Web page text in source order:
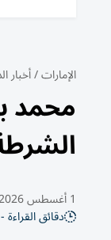
الإمارات/أخبار
محمد
1 أغسطس 2026 00:46 صباحًا
دقائق القراءة - 1